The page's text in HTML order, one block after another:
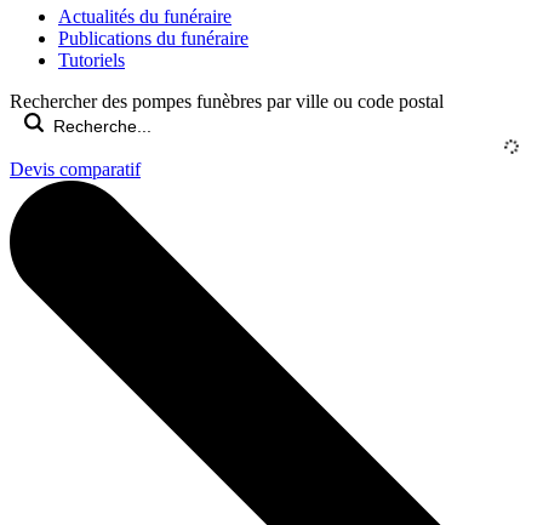
Actualités du funéraire
Publications du funéraire
Tutoriels
Rechercher des pompes funèbres par ville ou code postal
Devis comparatif